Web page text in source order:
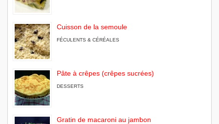
Cuisson de la semoule
FÉCULENTS & CÉRÉALES
Pâte à crêpes (crêpes sucrées)
DESSERTS
Gratin de macaroni au jambon